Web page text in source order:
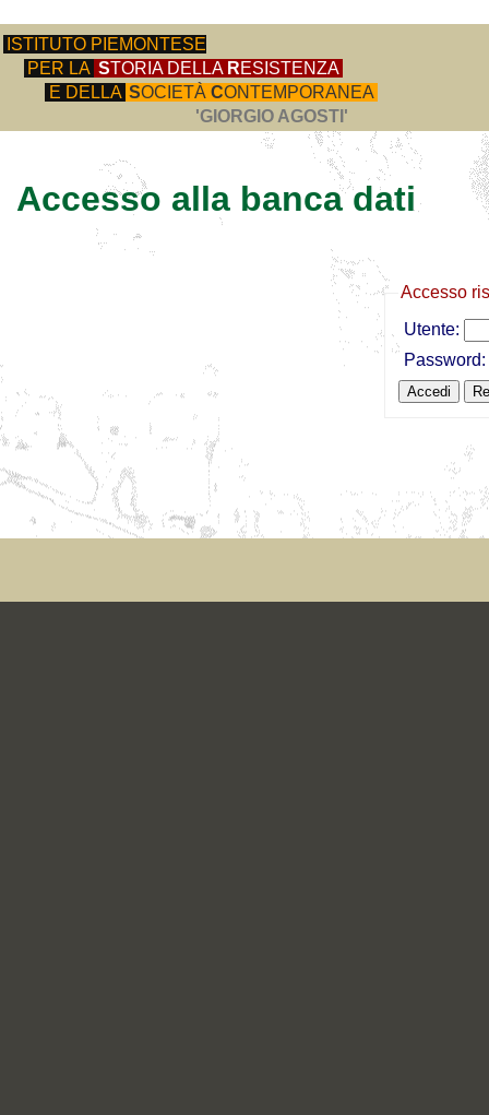
ISTITUTO PIEMONTESE
PER LA STORIA DELLA RESISTENZA
E DELLA SOCIETÀ CONTEMPORANEA
'GIORGIO AGOSTI'
Accesso alla banca dati
Accesso
Utente:
Password: